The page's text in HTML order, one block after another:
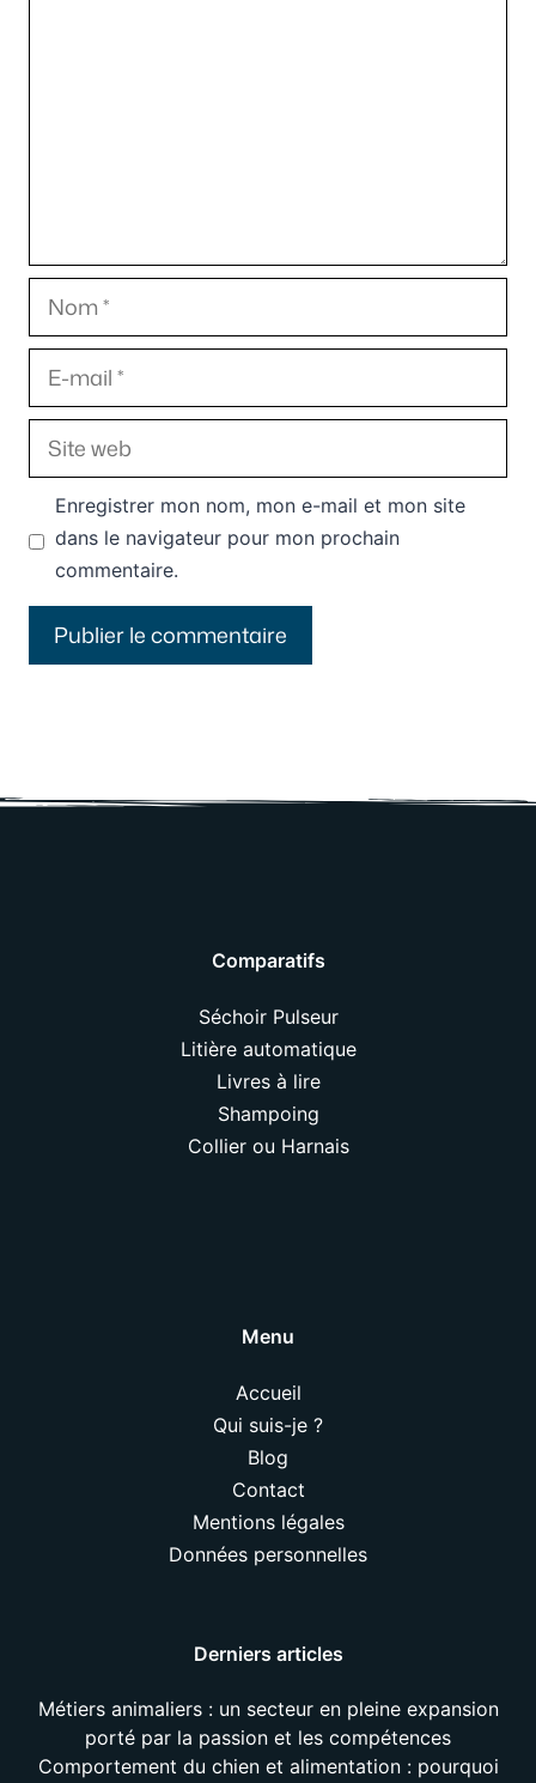
Nom
E-
mail
Site
web
Enregistrer mon nom, mon e-mail et mon site
dans le navigateur pour mon prochain
commentaire.
Comparatifs
Séchoir Pulseur
Litière automatique
Livres à lire
Shampoing
Collier ou Harnais
Menu
Accueil
Qui suis-je ?
Blog
Contact
Mentions légales
Données personnelles
Derniers articles
Métiers animaliers : un secteur en pleine expansion
porté par la passion et les compétences
Comportement du chien et alimentation : pourquoi